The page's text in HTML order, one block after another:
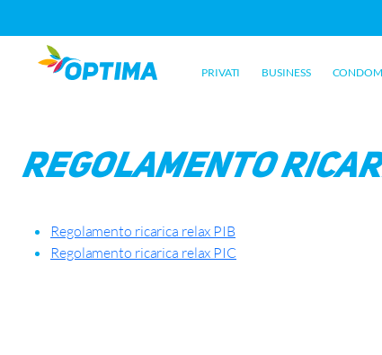
PRIVATI BUSINESS
contenuto
Regolamento
Regolamento ricarica relax PIB
Regolamento ricarica relax PIC